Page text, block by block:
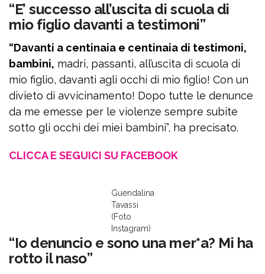
“E’ successo all’uscita di scuola di
mio figlio davanti a testimoni”
“Davanti a centinaia e centinaia di testimoni,
bambini, madri, passanti, all’uscita di scuola di
mio figlio, davanti agli occhi di mio figlio! Con un
divieto di avvicinamento! Dopo tutte le denunce
da me emesse per le violenze sempre subite
sotto gli occhi dei miei bambini”, ha precisato.
CLICCA E SEGUICI SU FACEBOOK
Guendalina
Tavassi
(Foto
Instagram)
“Io denuncio e sono una mer*a? Mi ha
rotto il naso”